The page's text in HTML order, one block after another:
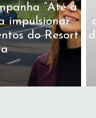
“Até a
impulsionar
do Resort